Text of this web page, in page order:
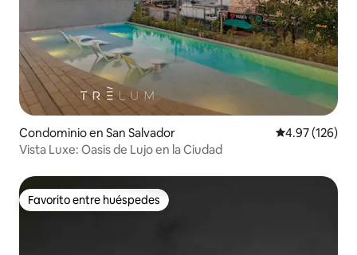
Condominio en San Salvador Calificación
4.97 (126)
Vista Luxe: Oasis de Lujo en la Ciudad
Favorito entre huéspedes
Favorito entre huéspedes